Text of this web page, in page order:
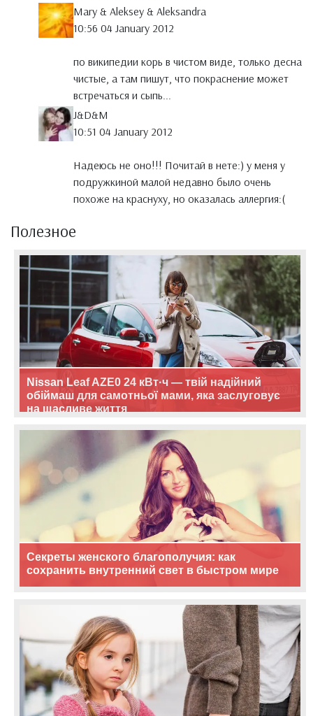
Mary & Aleksey & Aleksandra
10:56 04 January 2012
по википедии корь в чистом виде, только десна
чистые, а там пишут, что покраснение может
встречаться и сыпь...
J&D&M
10:51 04 January 2012
Надеюсь не оно!!! Почитай в нете:) у меня у
подружкиной малой недавно было очень
похоже на краснуху, но оказалась аллергия:(
Полезное
Nissan Leaf AZE0 24 кВт·ч — твій надійний
обіймаш для самотньої мами, яка заслуговує
на щасливе життя
Секреты женского благополучия: как
сохранить внутренний свет в быстром мире